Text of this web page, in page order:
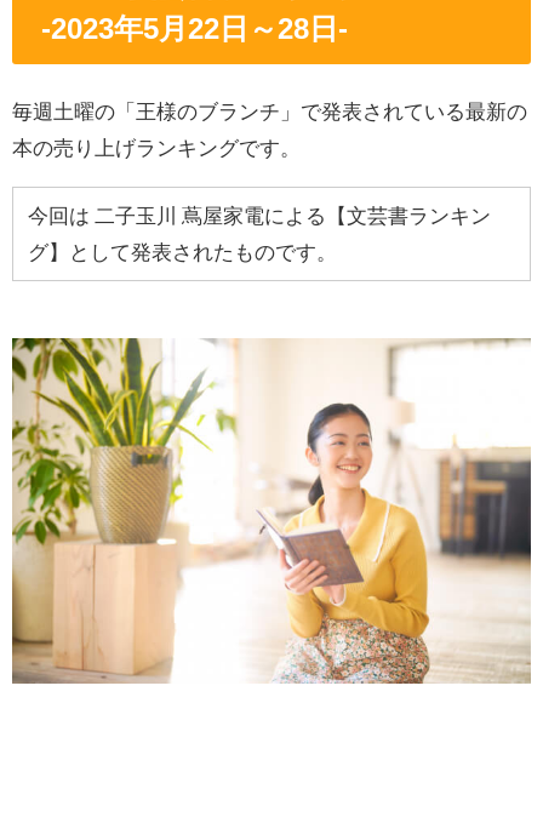
-2023年5月22日～28日 -
毎週土曜の「王様のブランチ」で発表されている最新の
本の売り上げランキングです。
今回は 二子玉川 蔦屋家電による【文芸書ランキン
グ】として発表されたものです。